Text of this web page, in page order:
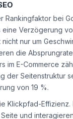
Tests und
Rankingfaktor bei
Verzögerung
nur um
die
im E-Commerce
der Seitenstruktur
von 19 %.